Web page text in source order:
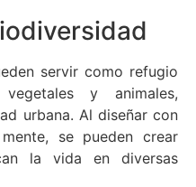
servir como refugio
y animales,
urbana. Al diseñar con
se pueden crear
la vida en diversas